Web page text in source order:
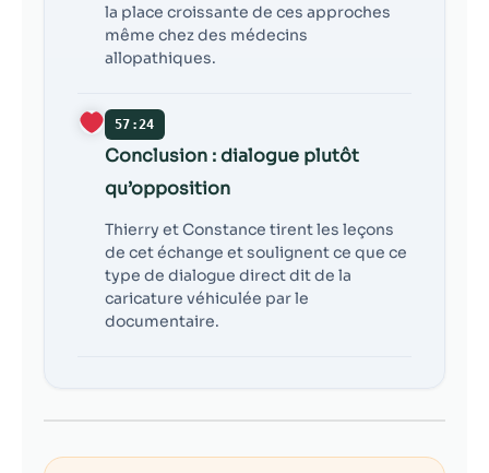
la place croissante de ces approches
même chez des médecins
allopathiques.
57:24
Conclusion : dialogue plutôt
qu’opposition
Thierry et Constance tirent les leçons
de cet échange et soulignent ce que ce
type de dialogue direct dit de la
caricature véhiculée par le
documentaire.